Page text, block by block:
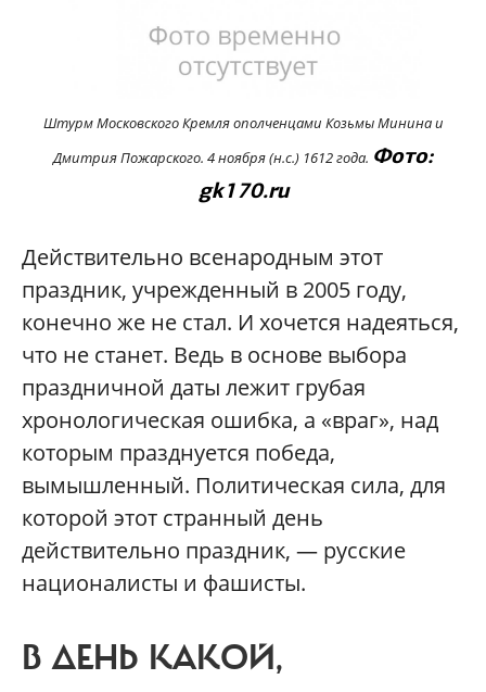
Штурм Московского Кремля ополченцами Козьмы Минина и
Дмитрия Пожарского. 4 ноября (н.с.) 1612 года. Фото:
gk170.ru
Действительно всенародным этот
праздник, учрежденный в 2005 году,
конечно же не стал. И хочется надеяться,
что не станет. Ведь в основе выбора
праздничной даты лежит грубая
хронологическая ошибка, а «враг», над
которым празднуется победа,
вымышленный. Политическая сила, для
которой этот странный день
действительно праздник, — русские
националисты и фашисты.
В ДЕНЬ КАКОЙ,